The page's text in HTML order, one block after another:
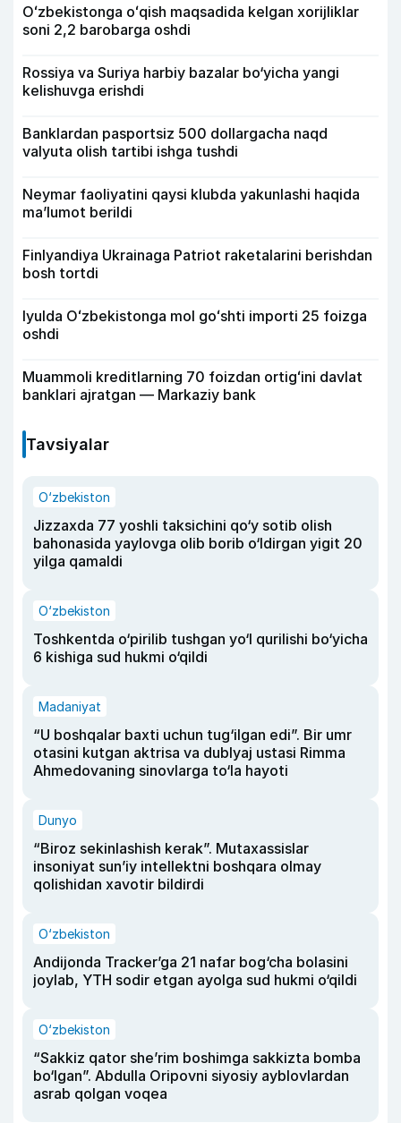
Oʻzbekistonga oʻqish maqsadida kelgan xorijliklar
soni 2,2 barobarga oshdi
Rossiya va Suriya harbiy bazalar bo‘yicha yangi
kelishuvga erishdi
Banklardan pasportsiz 500 dollargacha naqd
valyuta olish tartibi ishga tushdi
Neymar faoliyatini qaysi klubda yakunlashi haqida
ma’lumot berildi
Finlyandiya Ukrainaga Patriot raketalarini berishdan
bosh tortdi
Iyulda Oʻzbekistonga mol goʻshti importi 25 foizga
oshdi
Muammoli kreditlarning 70 foizdan ortigʻini davlat
banklari ajratgan — Markaziy bank
Tavsiyalar
O‘zbekiston
Jizzaxda 77 yoshli taksichini qo‘y sotib olish
bahonasida yaylovga olib borib o‘ldirgan yigit 20
yilga qamaldi
O‘zbekiston
Toshkentda o‘pirilib tushgan yo‘l qurilishi bo‘yicha
6 kishiga sud hukmi o‘qildi
Madaniyat
“U boshqalar baxti uchun tug‘ilgan edi”. Bir umr
otasini kutgan aktrisa va dublyaj ustasi Rimma
Ahmedovaning sinovlarga to‘la hayoti
Dunyo
“Biroz sekinlashish kerak”. Mutaxassislar
insoniyat sun’iy intellektni boshqara olmay
qolishidan xavotir bildirdi
O‘zbekiston
Andijonda Tracker’ga 21 nafar bog‘cha bolasini
joylab, YTH sodir etgan ayolga sud hukmi o‘qildi
O‘zbekiston
“Sakkiz qator she’rim boshimga sakkizta bomba
bo‘lgan”. Abdulla Oripovni siyosiy ayblovlardan
asrab qolgan voqea